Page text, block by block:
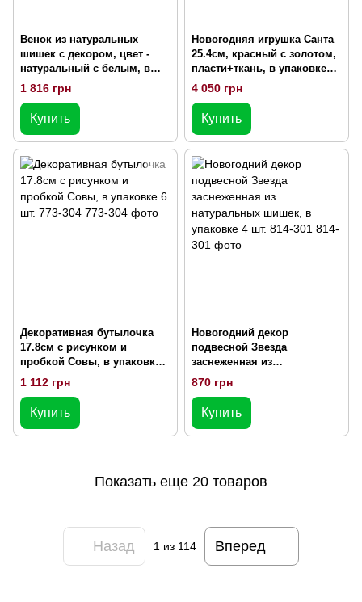
Венок из натуральных
шишек с декором, цвет -
натуральный с белым, в
упаковке 2 шт. 814-185
1 816 грн
Купить
Новогодняя игрушка Санта
25.4см, красный с золотом,
пласти+ткань, в упаковке
12шт. (NY14-334)
4 050 грн
Купить
Декоративная бутылочка
17.8см с рисунком и
пробкой Совы, в упаковке 6
шт. 773-304
1 112 грн
Купить
Новогодний декор
подвесной Звезда
заснеженная из
натуральных шишек, в
упаковке 4 шт. 814-301
870 грн
Купить
Показать еще 20 товаров
Назад 1 из 114 Вперед